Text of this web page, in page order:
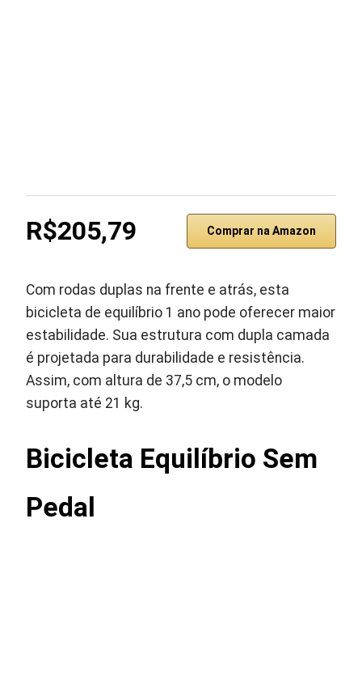
R$205,79 Comprar na Amazon
Com rodas duplas na frente e atrás, esta
bicicleta de equilíbrio 1 ano pode oferecer maior
estabilidade. Sua estrutura com dupla camada
é projetada para durabilidade e resistência.
Assim, com altura de 37,5 cm, o modelo
suporta até 21 kg.
Bicicleta Equilíbrio Sem
Pedal